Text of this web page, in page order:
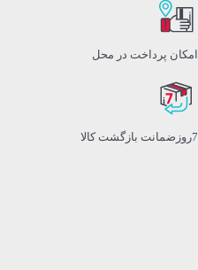
امکان پرداخت در محل
7روزضمانت بازگشت کالا